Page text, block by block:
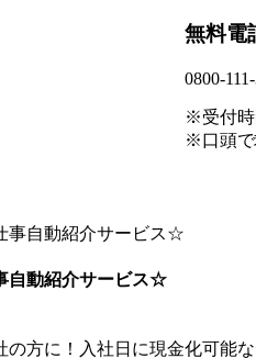
無料電
0800-
※受付時
※口頭
自動紹介サービス☆
の方に！入社日に現金化可能